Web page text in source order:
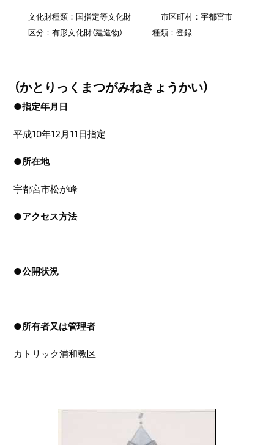
文化財種類：国指定等文化財
市区町村：宇都宮市
区分：有形文化財（建造物）
種類：登録
（かとりっくまつがみねきょうかい）
●指定年月日
平成10年12月11日指定
●所在地
宇都宮市松が峰
●アクセス方法
●公開状況
●所有者又は管理者
カトリック浦和教区